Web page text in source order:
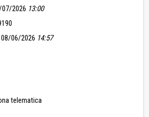
2026 13:00
08/06/2026 14:57
telematica